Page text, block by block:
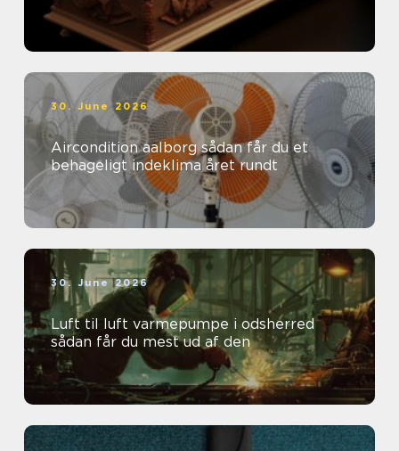
30. June 2026
Aircondition aalborg sådan får du et
behageligt indeklima året rundt
30. June 2026
Luft til luft varmepumpe i odsherred
sådan får du mest ud af den